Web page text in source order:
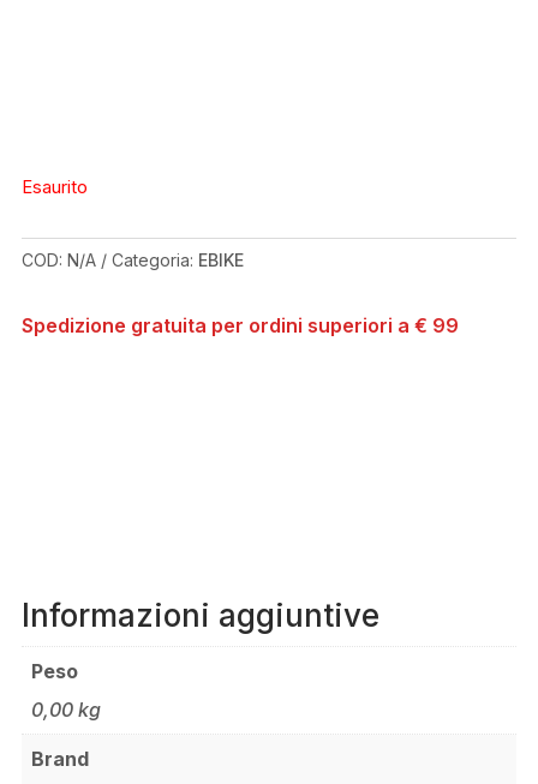
Esaurito
COD: N/A Categoria: EBIKE
Spedizione gratuita per ordini superiori a € 99
Informazioni aggiuntive
Peso
0,00 kg
Brand